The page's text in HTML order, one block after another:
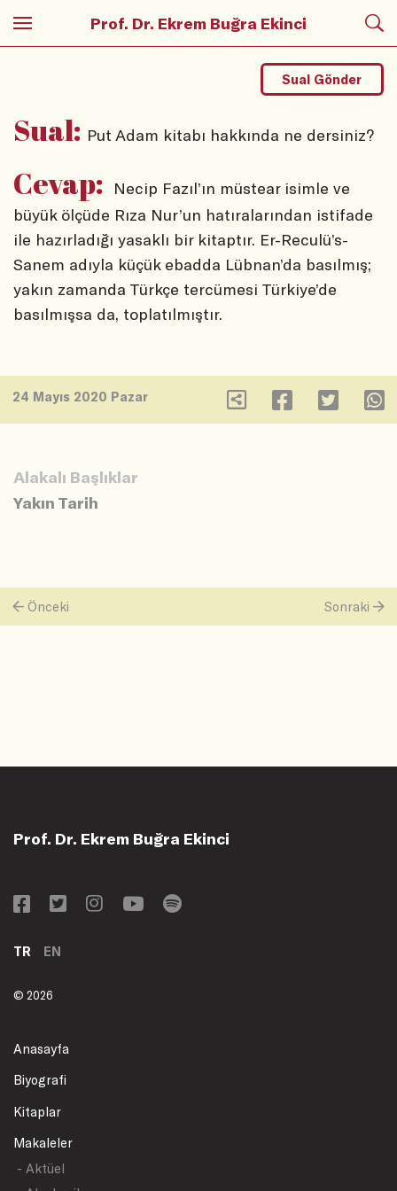
Prof. Dr. Ekrem Buğra Ekinci
Sual: Put Adam kitabı hakkında ne dersiniz?
Sual Gönder
Cevap:
Necip Fazıl’ın müstear isimle ve
büyük ölçüde Rıza Nur’un hatıralarından istifade
ile hazırladığı yasaklı bir kitaptır. Er-Reculü’s-
Sanem adıyla küçük ebadda Lübnan’da basılmış;
yakın zamanda Türkçe tercümesi Türkiye’de
basılmışsa da, toplatılmıştır.
24 Mayıs 2020 Pazar
Alakalı Başlıklar
Yakın Tarih
Önceki Sonraki
Prof. Dr. Ekrem Buğra Ekinci
TR EN
© 2026
Anasayfa
Biyografi
Kitaplar
Makaleler
- Aktüel